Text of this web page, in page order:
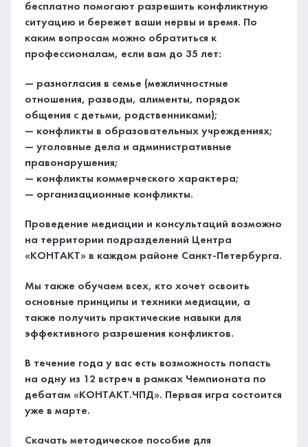
бесплатно помогают разрешить конфликтную
ситуацию и бережет ваши нервы и время. По
каким вопросам можно обратиться к
профессионалам, если вам до 35 лет:
— разногласия в семье (межличностные
отношения, разводы, алименты, порядок
общения с детьми, родственниками);
— конфликты в образовательных учреждениях;
— уголовные дела и административные
правонарушения;
— конфликты коммерческого характера;
— организационные конфликты.
Проведение медиации и консультаций возможно
на территории подразделений Центра
«КОНТАКТ» в каждом районе Санкт-Петербурга.
Мы также обучаем всех, кто хочет освоить
основные принципы и техники медиации, а
также получить практические навыки для
эффективного разрешения конфликтов.
В течение года у вас есть возможность попасть
на одну из 12 встреч в рамках Чемпионата по
дебатам «КОНТАКТ.ЧПД». Первая игра состоится
уже в марте.
Скачать методическое пособие для